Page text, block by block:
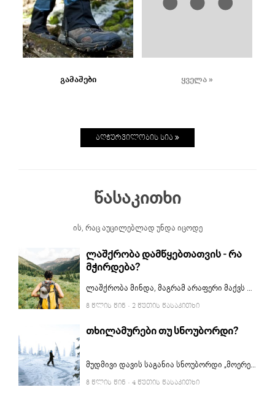
გამაშები ყველა »
ᲐᲦᲭᲣᲠᲕᲘᲚᲝᲑᲘᲡ ᲡᲘᲐ
წასაკითხი
ის, რაც აუცილებლად უნდა იცოდე
ლაშქრობა დამწყებთათვის - რა
მჭირდება?
8 ᲬᲚᲘᲡ ᲬᲘᲜ · 2 ᲬᲣᲗᲘᲡ ᲬᲐᲡᲐᲙᲘᲗᲮᲘ
თხილამურები თუ სნოუბორდი?
მუდმივი დავის საგანია სნოუბორდი „მოერევა“ თუ თხილამურები. ეს კამათი რომ ცოტა არგუმენტებით გავამყაროთ, ამ სტატიაში ჩამოვწერთ თხილამურების და სნოუბორდის დადებით და უარყოფით მხარეებს. საბოლოო აზრი კი თქვენით გამოიტანეთ.
8 ᲬᲚᲘᲡ ᲬᲘᲜ · 4 ᲬᲣᲗᲘᲡ ᲬᲐᲡᲐᲙᲘᲗᲮᲘ